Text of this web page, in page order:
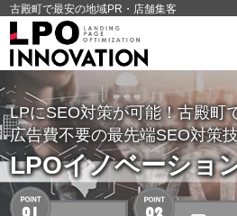
古殿町で最安の地域PR・店舗集客
LPにSEO対策が可能！古殿町
広告費不要の最先端SEO対策
LPOイノベーショ